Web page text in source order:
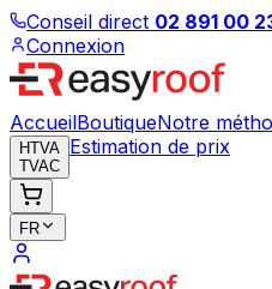
Conseil direct 02 891 00
Connexion
AccueilBoutiqueNotre
HTVA
TVAC
Estimation de prix
FR